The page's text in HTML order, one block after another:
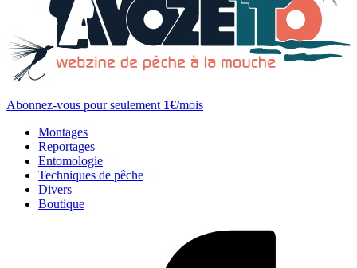
Abonnez-vous pour seulement 1€/mois
Montages
Reportages
Entomologie
Techniques de pêche
Divers
Boutique